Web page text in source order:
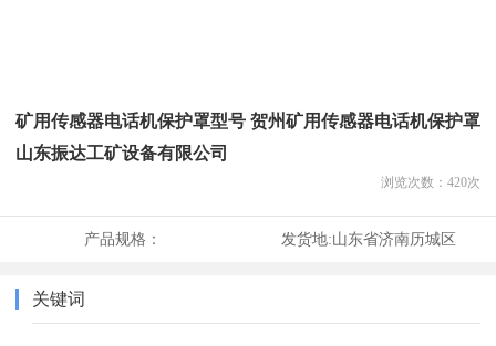
矿用传感器电话机保护罩型号 贺州矿用传感器电话机保护罩
山东振达工矿设备有限公司
浏览次数： 420次
产品规格： 发货地:山东省济南历城区
关键词